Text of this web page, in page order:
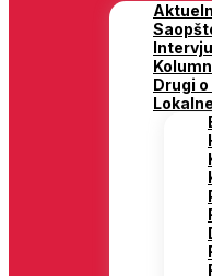
Intervju
Drugi